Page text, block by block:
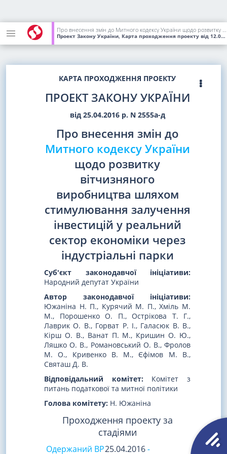
Про внесення змін до Митного кодексу України щодо розвитку вітчизняного виробництва шляхом стимулювання залучення інвестицій у реальний сектор економіки через індустріальні парки
Проект Закону України, Карта проходження проекту від 12.07.2018
КАРТА ПРОХОДЖЕННЯ ПРОЕКТУ
ПРОЕКТ ЗАКОНУ УКРАЇНИ
від 25.04.2016 р. N 2555а-д
Про внесення змін до
Митного кодексу України
щодо розвитку
вітчизняного
виробництва шляхом
стимулювання залучення
інвестицій у реальний
сектор економіки через
індустріальні парки
Суб'єкт законодавчої ініціативи:
Народний депутат України
Автор законодавчої ініціативи:
Южаніна Н. П., Курячий М. П., Хміль М.
М., Порошенко О. П., Острікова Т. Г.,
Лаврик О. В., Горват Р. І., Галасюк В. В.,
Кірш О. В., Ванат П. М., Кришин О. Ю.,
Ляшко О. В., Романовський О. В., Фролов
М. О., Кривенко В. М., Єфімов М. В.,
Святаш Д. В.
Відповідальний комітет:Комітет з
питань податкової та митної політики
Голова комітету: Н. Южаніна
Проходження проекту за
стадіями
Одержаний ВР25.04.2016-